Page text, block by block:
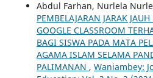
Abdul Farhan, Nurlela
PEMBELAJARAN JARAK
GOOGLE CLASSROOM
BAGI SISWA PADA MATA
AGAMA ISLAM SELAMA
PALIMANAN , Waniambey: